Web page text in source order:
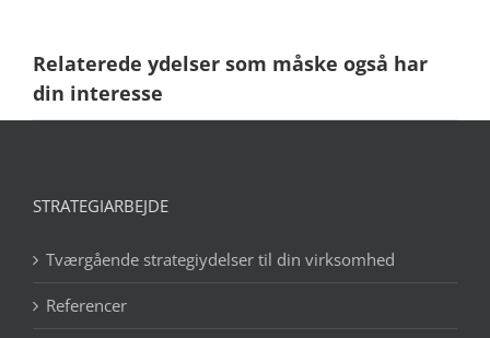
Relaterede ydelser som måske også har
din interesse
STRATEGIARBEJDE
Tværgående strategiydelser til din virksomhed
Referencer